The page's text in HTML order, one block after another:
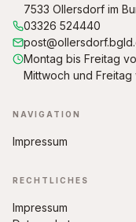
7533 Ollersdorf im
03326 524440
Montag bis Freitag
Mittwoch und Freitag
NAVIGATION
Impressum
RECHTLICHES
Impressum